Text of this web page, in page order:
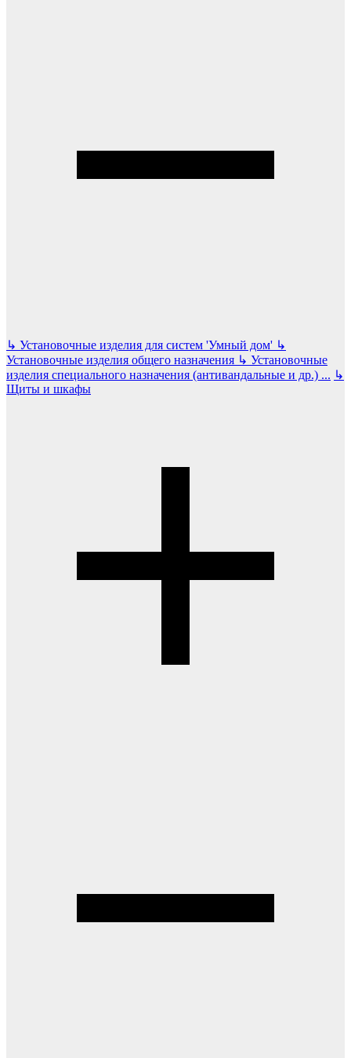
↳ Установочные изделия для систем 'Умный дом' ↳
Установочные изделия общего назначения ↳ Установочные
изделия специального назначения (антивандальные и др.) ... ↳
Щиты и шкафы